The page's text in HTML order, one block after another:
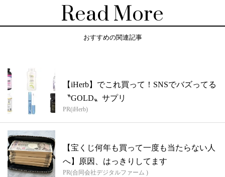
Read More
おすすめの関連記事
【iHerb】でこれ買って！SNSでバズってる
〝GOLD〟サプリ
PR(iHerb)
【宝くじ何年も買って一度も当たらない人
へ】原因、はっきりしてます
PR(合同会社デジタルファーム )